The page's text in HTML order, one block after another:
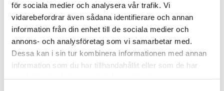
för sociala medier och analysera vår trafik. Vi
vidarebefordrar även sådana identifierare och annan
information från din enhet till de sociala medier och
annons- och analysföretag som vi samarbetar med.
Dessa kan i sin tur kombinera informationen med annan
information som du har tillhandahållit eller som de har
Skicka e-post
011-470 10 70
Norrköping
Petter Wikman
Auktoriserad Redovisningskonsult